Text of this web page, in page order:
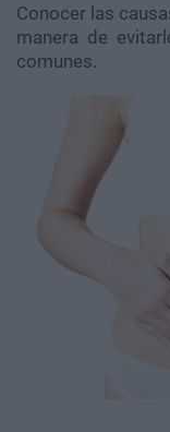
Conocer las
manera de
comunes.